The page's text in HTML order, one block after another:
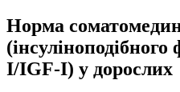
Норма
І/IGF-I) у дорослих